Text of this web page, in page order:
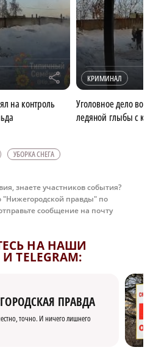
r
на контроль
КРИМИНАЛ
Уголовное дело
ледяной глыбы с
УБОРКА СНЕГА
знаете участников события?
правды" по
сообщение на почту
НА НАШИ
TELEGRAM:
ПРАВДА
точно. И ничего лишнего